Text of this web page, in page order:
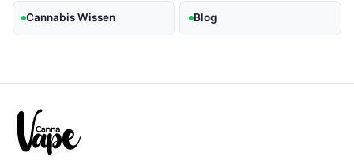
Cannabis Wissen Blog